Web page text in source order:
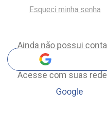
Esqueci minha senha
Ainda não possui
Acesse com suas
Google